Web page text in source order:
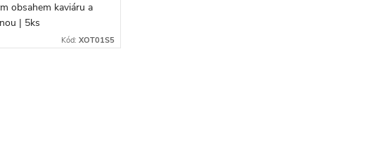
obsahem kaviáru a
| 5ks
Kód: XOT01S5